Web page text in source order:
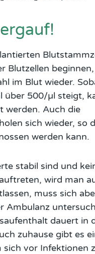
Blutzellen
im Blut wieder.
über 500/µl steigt,
werden. Auch die
sich wieder, so
werden kann.
stabil sind und
wird man
muss sich
Ambulanz
dauert in
zuhause gibt es
sich vor Infektionen